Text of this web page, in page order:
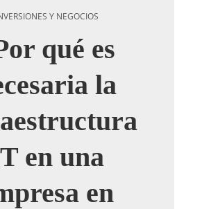
Y NEGOCIOS
qué es
la
en una
en